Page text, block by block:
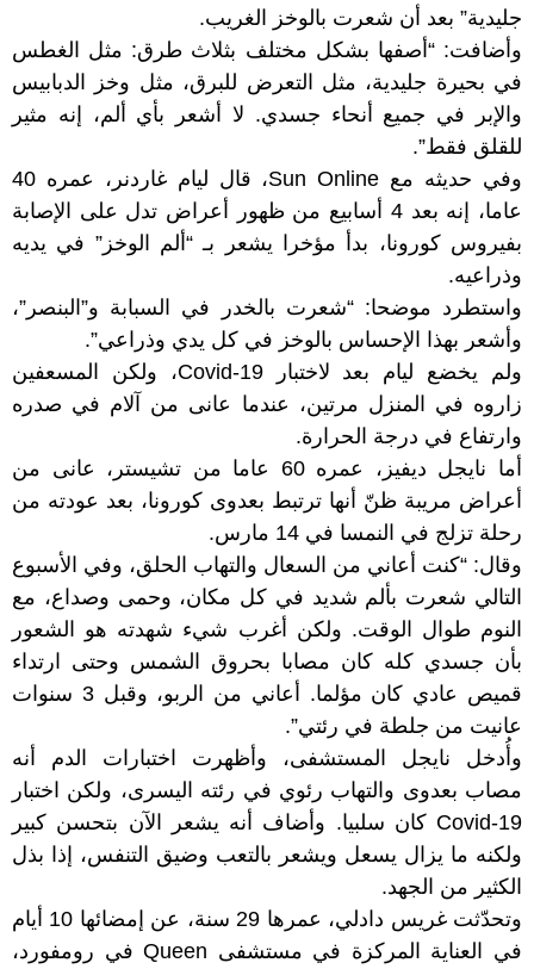
جليدية” بعد أن شعرت بالوخز الغريب.
وأضافت: “أصفها بشكل مختلف بثلاث طرق: مثل الغطس
في بحيرة جليدية، مثل التعرض للبرق، مثل وخز الدبابيس
والإبر في جميع أنحاء جسدي. لا أشعر بأي ألم، إنه مثير
للقلق فقط”.
وفي حديثه مع Sun Online، قال ليام غاردنر، عمره 40
عاما، إنه بعد 4 أسابيع من ظهور أعراض تدل على الإصابة
بفيروس كورونا، بدأ مؤخرا يشعر بـ “ألم الوخز” في يديه
وذراعيه.
واستطرد موضحا: “شعرت بالخدر في السبابة و”البنصر”،
وأشعر بهذا الإحساس بالوخز في كل يدي وذراعي”.
ولم يخضع ليام بعد لاختبار Covid-19، ولكن المسعفين
زاروه في المنزل مرتين، عندما عانى من آلام في صدره
وارتفاع في درجة الحرارة.
أما نايجل ديفيز، عمره 60 عاما من تشيستر، عانى من
أعراض مريبة ظنّ أنها ترتبط بعدوى كورونا، بعد عودته من
رحلة تزلج في النمسا في 14 مارس.
وقال: “كنت أعاني من السعال والتهاب الحلق، وفي الأسبوع
التالي شعرت بألم شديد في كل مكان، وحمى وصداع، مع
النوم طوال الوقت. ولكن أغرب شيء شهدته هو الشعور
بأن جسدي كله كان مصابا بحروق الشمس وحتى ارتداء
قميص عادي كان مؤلما. أعاني من الربو، وقبل 3 سنوات
عانيت من جلطة في رئتي”.
وأُدخل نايجل المستشفى، وأظهرت اختبارات الدم أنه
مصاب بعدوى والتهاب رئوي في رئته اليسرى، ولكن اختبار
Covid-19 كان سلبيا. وأضاف أنه يشعر الآن بتحسن كبير
ولكنه ما يزال يسعل ويشعر بالتعب وضيق التنفس، إذا بذل
الكثير من الجهد.
وتحدّثت غريس دادلي، عمرها 29 سنة، عن إمضائها 10 أيام
في العناية المركزة في مستشفى Queen في رومفورد،